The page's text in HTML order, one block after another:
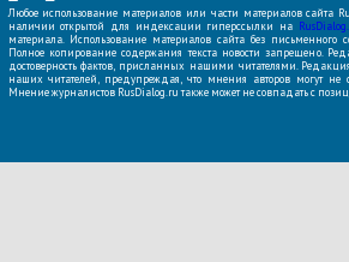
Любое использование материалов или части материалов сайта
наличии открытой для индексации гиперссылки на
материала. Использование материалов сайта без письменного
Полное копирование содержания текста новости запрещено.
достоверность фактов, присланных нашими читателями.
наших читателей, предупреждая, что мнения авторов могут
Мнение журналистов RusDialog.ru также может не совпадать с